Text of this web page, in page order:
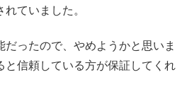
ていました。
ったので、やめようかと思いま
と信頼している方が保証してくれ